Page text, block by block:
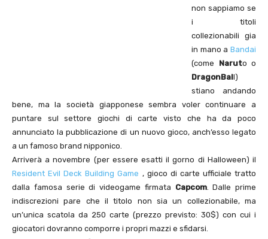
non sappiamo se
i titoli
collezionabili gia
in mano a Bandai
(come Naruto o
DragonBall)
stiano andando
bene, ma la società giapponese sembra voler continuare a
puntare sul settore giochi di carte visto che ha da poco
annunciato la pubblicazione di un nuovo gioco, anch’esso legato
a un famoso brand nipponico.
Arriverà a novembre (per essere esatti il gorno di Halloween) il
Resident Evil Deck Building Game , gioco di carte ufficiale tratto
dalla famosa serie di videogame firmata Capcom. Dalle prime
indiscrezioni pare che il titolo non sia un collezionabile, ma
un’unica scatola da 250 carte (prezzo previsto: 30$) con cui i
giocatori dovranno comporre i propri mazzi e sfidarsi.